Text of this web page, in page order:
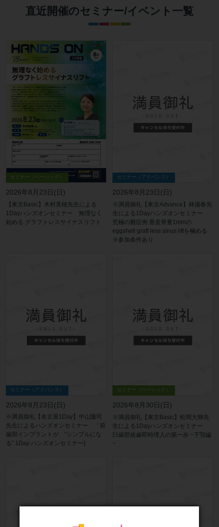
直近開催のセミナー/イベント一覧
セミナー（ベーシック）
2026年8月23日(日)
【東京Basic】木村美穂先生による
1Dayハンズオンセミナー 無理なく
始める グラフトレスサイナスリフト
セミナー（アドバンス）
2026年8月23日(日)
※満員御礼【東京Advance】林揚春先
生による1Dayハンズオンセミナー
究極の難症例 垂直骨量1mmの
eggshell graft less sinus liftを極める
※参加条件あり
セミナー（アドバンス）
2026年8月23日(日)
※満員御礼【名古屋1Day】中山隆司
先生によるハンズオンセミナー 「前
歯部インプラントが “シンプルにな
る” 1Day ハンズオンセミナー]
セミナー（ベーシック）
2026年8月30日(日)
※満員御礼【東京Basic】松岡大輝先
生による1Dayハンズオンセミナー
臼歯部抜歯即時埋入の第一歩 ~下顎編
~